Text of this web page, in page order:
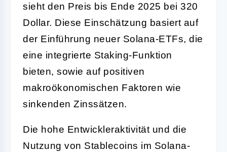
sieht den Preis bis Ende 2025 bei 320
Dollar. Diese Einschätzung basiert auf
der Einführung neuer Solana-ETFs, die
eine integrierte Staking-Funktion
bieten, sowie auf positiven
makroökonomischen Faktoren wie
sinkenden Zinssätzen.
Die hohe Entwickleraktivität und die
Nutzung von Stablecoins im Solana-